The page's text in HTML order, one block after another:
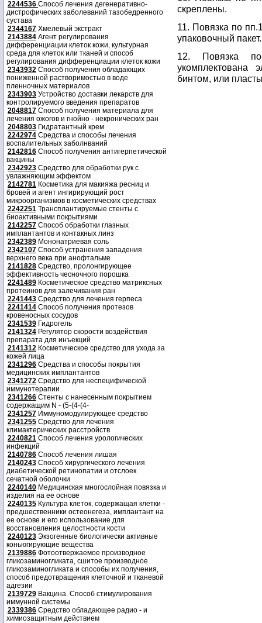
2244536 Способ лечения дегенеративно-
дистрофических заболеваний тазобедренного
сустава
2344167 Хмелевый экстракт
2143884 Агент регулирования
дифференциации клеток кожи, культурная
среда для клеток или тканей и способ
регулирования дифференциации клеток кожи
2343932 Способ получения обладающих
пониженной растворимостью в воде
пленночных материалов
2343903 Устройство доставки лекарств для
контролируемого введения препаратов
2048817 Способ получения материала для
лечения ожогов и гнойно - некронических ран
2048803 Гидратантный крем
2242974 Средства и способы лечения
воспалительных заболнваний
2142816 Способ получения антигерпетической
вакцины
2342923 Средство для обработки рук с
увлажняющим эффектом
2142781 Косметика для макияжа ресниц и
бровей и агент ингирирующий рост
микроорганизмов в косметических средствах
2242251 Трансплантируемые стенты с
биоактивными покрытиями
2142257 Способ обработки глазных
имплантантов и контакных линз
2342389 Мононатриевая соль
2342107 Способ устранения западения
верхнего века при анофтальме
2141828 Средство, пролонгирующее
эффективность чесночного порошка
2241489 Косметическое средство матриксных
протеинов для залечивания ран
2241443 Средство для лечения герпеса
2241414 Способ получения протезов
кровеносных сосудов
2341539 Гидрогель
2141324 Регулятор скорости воздействия
препарата для инъекций
2141312 Косметическое средство для ухода за
кожей лица
2341296 Средства и способы покрытия
медицинских имплантантов
2341272 Средство для неспецифической
иммунотерапии
2341266 Стенты с нанесенным покрытием
содержащим N - (5-(4-(4-
2341257 Иммуномодулирующее средство
2341255 Средство для лечения
климактерических расстройств
2240821 Способ лечения урологических
инфекций
2140786 Способ лечения лишая
2140243 Способ хирургического лечения
диабетической ретинопатии и отслоек
сечатной оболочки
2240140 Медицинская многослойная повязка и
изделия на ее основе
2240135 Культура клеток, содержащая клетки -
предшественники остеонегеза, имплантант на
ее основе и его использование для
восстановления целостности кости
2240123 Экзогенные биологически активные
коньюгирующие вещества
2139886 Фотоотвержаемое производное
гликозаминогликата, сшитое производное
гликозаминогликата и способы их получения,
способ предотвращения клеточной и тканевой
адгезии
2139729 Вакцина. Способ стимулирования
иммунной системы
2339386 Средство обладающее радио - и
химиозащитным действием
скреплены.
11. Повязка по
упаковочный пакет.
12. Повязка
укомплектована
бинтом, или